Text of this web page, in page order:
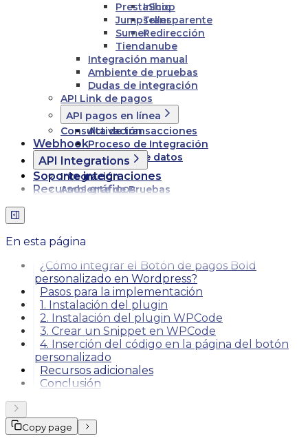
Inicio
Transparente
Redirección
PrestaShop
Jumpseller
Sumer
Tiendanube
Integración manual
Ambiente de pruebas
Dudas de integración
API Link de pagos
API pagos en línea
Activación
Proceso de Integración
Esquema de datos
Consulta de transacciones
Webhook
API Integrations
Integración
Ambiente de Pruebas
Soporte integraciones
Recursos gráficos
En esta página
¿Cómo integrar el Botón de pagos Bold
personalizado en Wordpress?
Pasos para la implementación
1. Instalación del plugin
2. Instalación del plugin WPCode
3. Crear un Snippet en WPCode
4. Inserción del código en la página del botón
personalizado
Recursos adicionales
Conclusión
Copy page